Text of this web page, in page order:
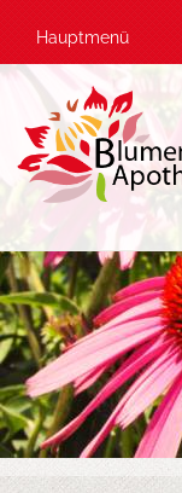
Hauptmenü